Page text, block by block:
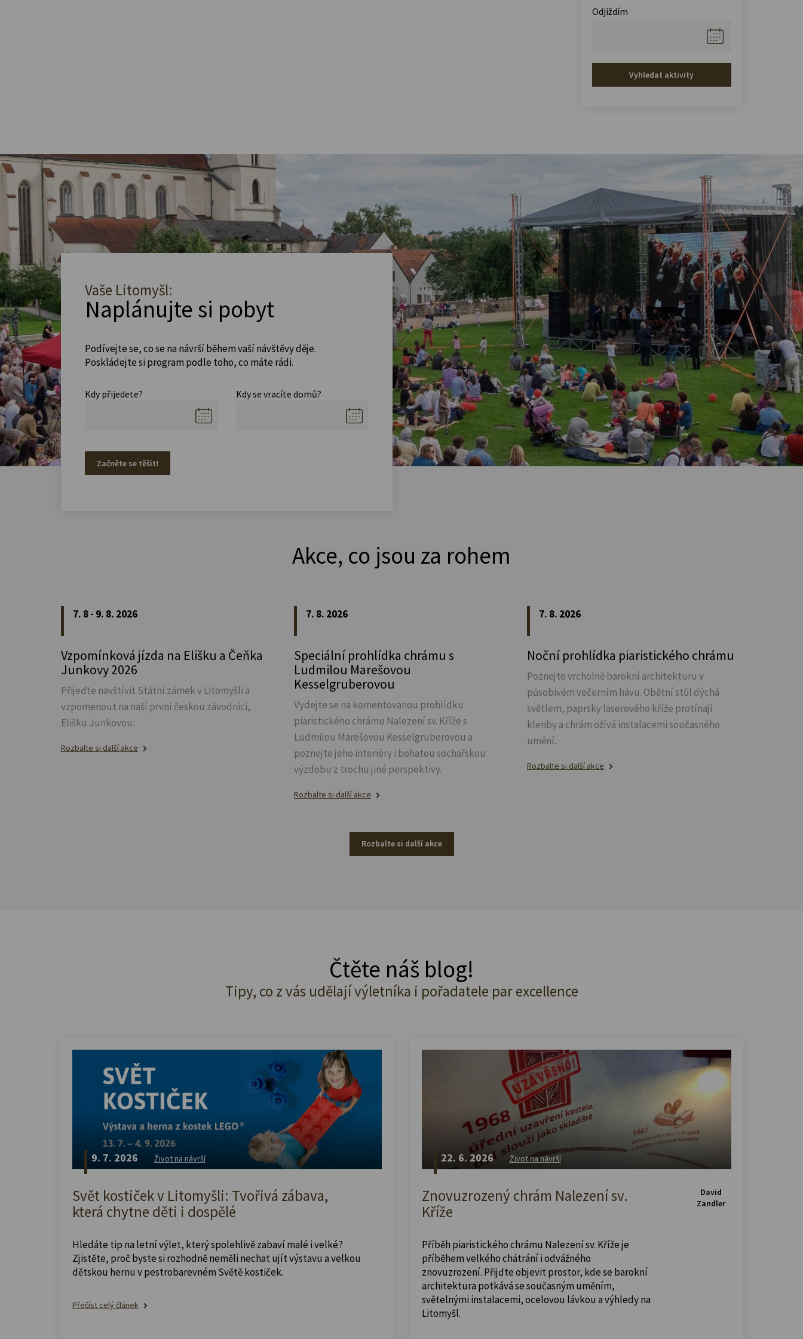
Odjíždím
Vyhledat aktivity
Vaše Litomyšl:
Naplánujte si pobyt
Podívejte se, co se na návrší během vaší návštěvy děje.
Poskládejte si program podle toho, co máte rádi.
Kdy přijedete? Kdy se vracíte domů?
Začněte se těšit!
Akce, co jsou za rohem
7. 8 - 9. 8. 2026
Vzpomínková jízda na Elišku a Čeňka
Junkovy 2026
Přijeďte navštívit Státní zámek v Litomyšli a
vzpomenout na naší první českou závodnici,
Elišku Junkovou.
Rozbalte si další akce
7. 8. 2026
Speciální prohlídka chrámu s
Ludmilou Marešovou
Kesselgruberovou
Vydejte se na komentovanou prohlídku
piaristického chrámu Nalezení sv. Kříže s
Ludmilou Marešovou Kesselgruberovou a
poznejte jeho interiéry i bohatou sochařskou
výzdobu z trochu jiné perspektivy.
Rozbalte si další akce
7. 8. 2026
Noční prohlídka piaristického chrámu
Poznejte vrcholně barokní architekturu v
působivém večerním hávu. Obětní stůl dýchá
světlem, paprsky laserového kříže protínají
klenby a chrám ožívá instalacemi současného
umění.
Rozbalte si další akce
Rozbalte si další akce
Čtěte náš blog!
Tipy, co z vás udělají výletníka i pořadatele par excellence
9. 7. 2026 Život na návrší
Svět kostiček v Litomyšli: Tvořivá zábava,
která chytne děti i dospělé
Hledáte tip na letní výlet, který spolehlivě zabaví malé i velké?
Zjistěte, proč byste si rozhodně neměli nechat ujít výstavu a velkou
dětskou hernu v pestrobarevném Světě kostiček.
Přečíst celý článek
22. 6. 2026 Život na návrší
Znovuzrozený chrám Nalezení sv.
Kříže
Příběh piaristického chrámu Nalezení sv. Kříže je
příběhem velkého chátrání i odvážného
znovuzrození. Přijďte objevit prostor, kde se barokní
architektura potkává se současným uměním,
světelnými instalacemi, ocelovou lávkou a výhledy na
Litomyšl.
David
Zandler